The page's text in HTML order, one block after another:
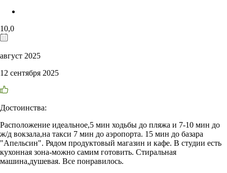
10,0
август 2025
12 сентября 2025
Достоинства:
Расположение идеальное,5 мин ходьбы до пляжа и 7-10 мин до
ж/д вокзала,на такси 7 мин до аэропорта. 15 мин до базара
"Апельсин". Рядом продуктовый магазин и кафе. В студии есть
кухонная зона-можно самим готовить. Стиральная
машина,душевая. Все понравилось.